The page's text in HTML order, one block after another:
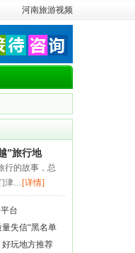
河南旅游视频
”旅行地
行的故事，总
津…[详情]
台
失信“黑名单
玩地方推荐